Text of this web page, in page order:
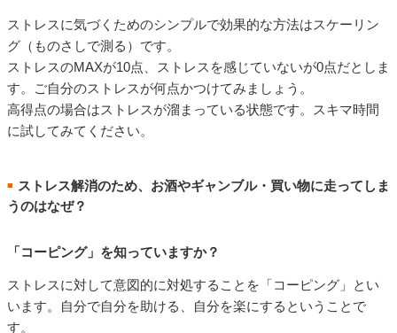
ストレスに気づくためのシンプルで効果的な方法はスケーリン
グ（ものさしで測る）です。
ストレスのMAXが10点、ストレスを感じていないが0点だとしま
す。ご自分のストレスが何点かつけてみましょう。
高得点の場合はストレスが溜まっている状態です。スキマ時間
に試してみてください。
■
ストレス解消のため、お酒やギャンブル・買い物に走ってしま
うのはなぜ？
「コーピング」を知っていますか？
ストレスに対して意図的に対処することを「コーピング」とい
います。自分で自分を助ける、自分を楽にするということで
す。